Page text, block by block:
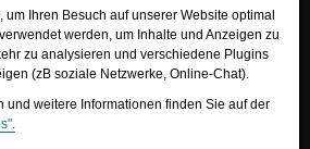
um Ihren Besuch auf unserer Website optimal
werden, um Inhalte und Anzeigen zu
zu analysieren und verschiedene Plugins
(zB soziale Netzwerke, Online-Chat).
und weitere Informationen finden Sie auf der
Brauchen Sie Rat?